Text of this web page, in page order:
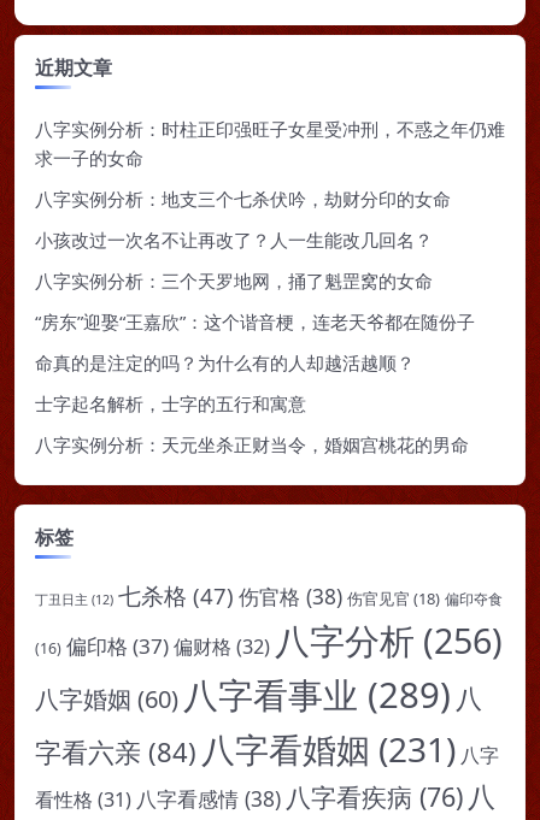
近期文章
八字实例分析：时柱正印强旺子女星受冲刑，不惑之年仍难
求一子的女命
八字实例分析：地支三个七杀伏吟，劫财分印的女命
小孩改过一次名不让再改了？人一生能改几回名？
八字实例分析：三个天罗地网，捅了魁罡窝的女命
“房东”迎娶“王嘉欣”：这个谐音梗，连老天爷都在随份子
命真的是注定的吗？为什么有的人却越活越顺？
士字起名解析，士字的五行和寓意
八字实例分析：天元坐杀正财当令，婚姻宫桃花的男命
标签
丁丑日主 (12) 七杀格 (47) 伤官格 (38) 伤官见官 (18) 偏印夺食
(16) 偏印格 (37)偏财格 (32) 八字分析 (256)
八字婚姻 (60) 八字看事业 (289) 八
字看六亲 (84) 八字看婚姻 (231) 八字
看性格 (31) 八字看感情 (38) 八字看疾病 (76) 八